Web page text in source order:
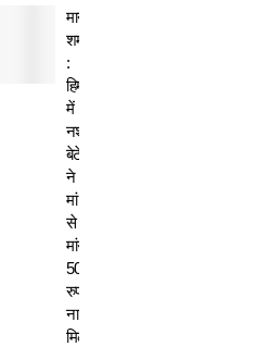
मानवता
शर्मसार
:
हिमाचल
में
नशेड़ी
बेटे
ने
मां
से
मांगे
50
रुपए-
ना
मिलने